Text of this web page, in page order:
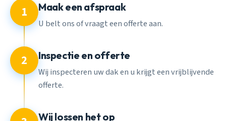
1 Maak een afspraak
U belt ons of vraagt een offerte aan.
2 Inspectie en offerte
Wij inspecteren uw dak en u krijgt een vrijblijvende
offerte.
Wij lossen het op